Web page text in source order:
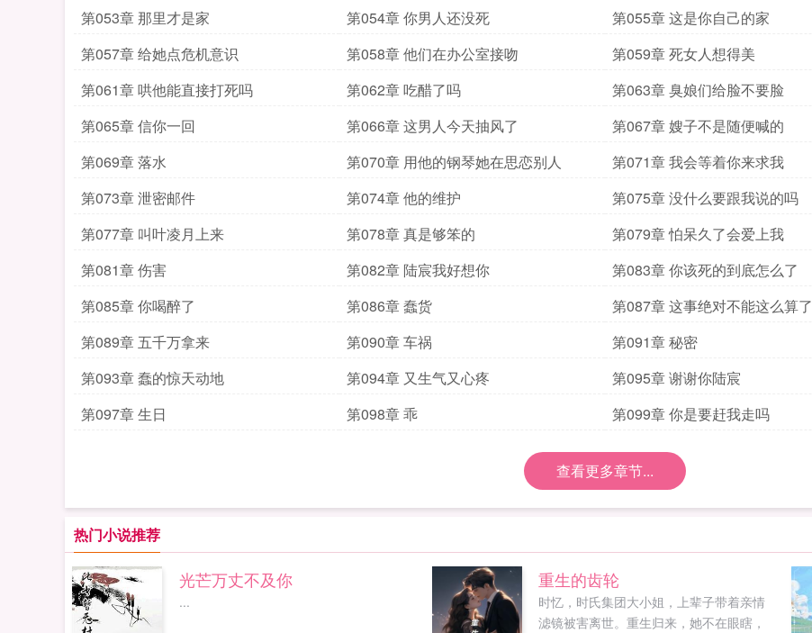
第053章 那里才是家
第054章 你男人还没死 第055章 这是你自己的家
第057章 给她点危机意识
第058章 他们在办公室接吻 第059章 死女人想得美
第061章 哄他能直接打死吗
第062章 吃醋了吗 第063章 臭娘们给脸不要脸
第065章 信你一回
第066章 这男人今天抽风了 第067章 嫂子不是随便喊的
第069章 落水
第070章 用他的钢琴她在思恋别人 第071章 我会等着你来求我
第073章 泄密邮件
第074章 他的维护 第075章 没什么要跟我说的吗
第077章 叫叶凌月上来
第078章 真是够笨的 第079章 怕呆久了会爱上我
第081章 伤害
第082章 陆宸我好想你 第083章 你该死的到底怎么了
第085章 你喝醉了
第086章 蠢货 第087章 这事绝对不能这么算了
第089章 五千万拿来
第090章 车祸 第091章 秘密
第093章 蠢的惊天动地
第094章 又生气又心疼 第095章 谢谢你陆宸
第097章 生日
第098章 乖 第099章 你是要赶我走吗
查看更多章节...
热门小说推荐
光芒万丈不及你
...
重生的齿轮
时忆，时氏集团大小姐，上辈子带着亲情
滤镜被害离世。重生归来，她不在眼瞎，